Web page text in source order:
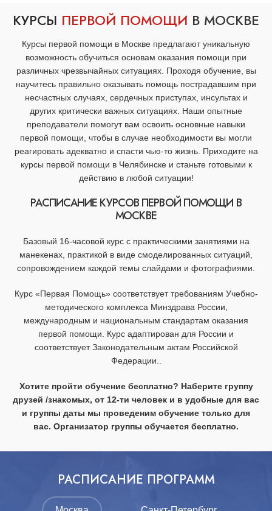
КУРСЫ ПЕРВОЙ ПОМОЩИ В МОСКВЕ
Курсы первой помощи в Москве предлагают уникальную
возможность обучиться основам оказания помощи при
различных чрезвычайных ситуациях. Проходя обучение, вы
научитесь правильно оказывать помощь пострадавшим при
несчастных случаях, сердечных приступах, инсультах и
других критически важных ситуациях. Наши опытные
преподаватели помогут вам освоить основные навыки
первой помощи, чтобы в случае необходимости вы могли
реагировать адекватно и спасти чью-то жизнь. Приходите на
курсы первой помощи в Челябинске и станьте готовыми к
действию в любой ситуации!
РАСПИСАНИЕ КУРСОВ ПЕРВОЙ ПОМОЩИ В
МОСКВЕ
Базовый 16-часовой курс с практическими занятиями на
манекенах, практикой в виде смоделированных ситуаций,
сопровождением каждой темы слайдами и фотографиями.
Курс «Первая Помощь» соответствует требованиям Учебно-
методического комплекса Минздрава России,
международным и национальным стандартам оказания
первой помощи. Курс адаптирован для России и
соответствует Законодательным актам Российской
Федерации..
Хотите пройти обучение бесплатно? Наберите группу
друзей /знакомых, от 12-ти человек и в удобные для вас
и группы даты мы проведеним обучение только для
вас. Организатор группы обучается бесплатно.
РАСПИСАНИЕ ПРОГРАММ